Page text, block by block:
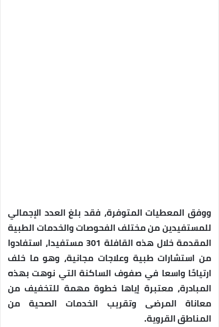
ووفق المعطيات المتوفرة، فقد بلغ العدد الإجمالي
للمستفيدين من مختلف الفحوصات والخدمات الطبية
المقدمة خلال هذه القافلة 301 مستفيدا، استفادوا
من استشارات طبية وعلاجات مجانية، وهو ما خلف
ارتياحًا واسعا في صفوف الساكنة التي نوهت بهذه
المبادرة، معتبرة إياها خطوة مهمة للتخفيف من
معاناة المرضى وتقريب الخدمات الصحية من
المناطق القروية.